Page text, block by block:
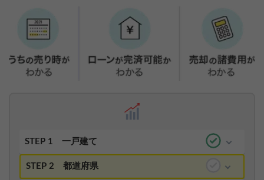
STEP 1 一戸建て
STEP 2 都道府県